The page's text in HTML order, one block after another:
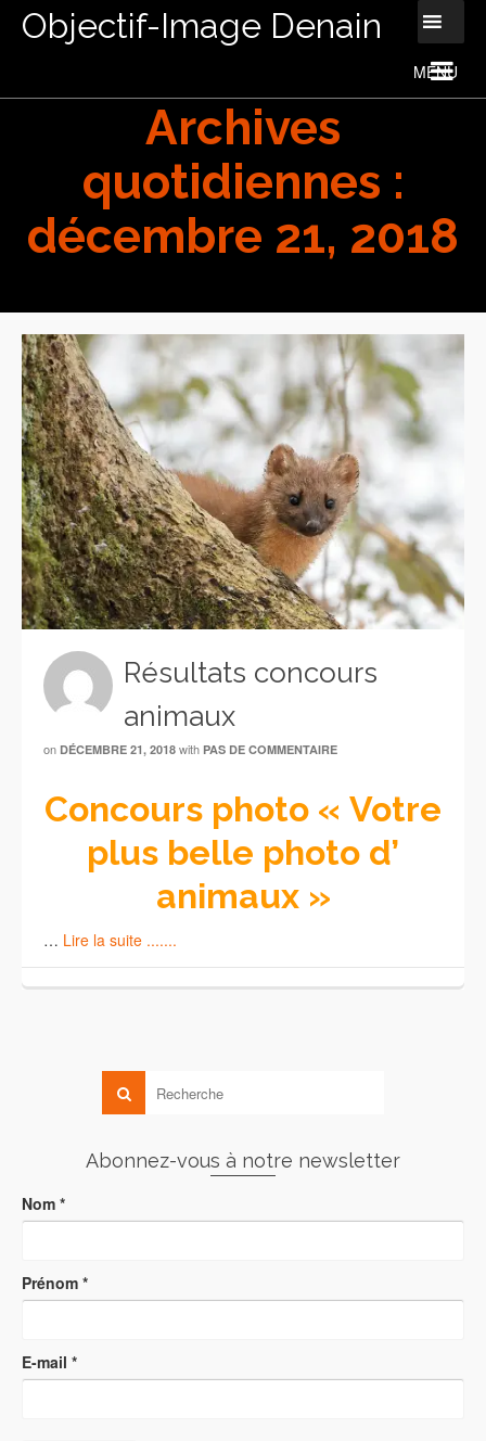
Objectif-Image Denain
Archives
quotidiennes :
décembre 21, 2018
Résultats concours
animaux
on DÉCEMBRE 21, 2018 with PAS DE COMMENTAIRE
Concours photo « Votre
plus belle photo d’
animaux »
… Lire la suite .......
Abonnez-vous à notre newsletter
Nom *
Prénom *
E-mail *